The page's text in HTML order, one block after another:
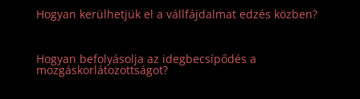
Hogyan kerülhetjük el a vállfájdalmat edzés közben?
Hogyan befolyásolja az idegbecsípődés a
mozgáskorlátozottságot?